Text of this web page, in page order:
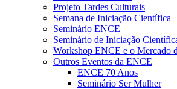
Projeto Tardes Culturais
Semana de Iniciação Científica
Seminário ENCE
Seminário de Iniciação
Workshop ENCE e o Mercado
Outros Eventos da ENCE
ENCE 70 Anos
Seminário Ser Mulher